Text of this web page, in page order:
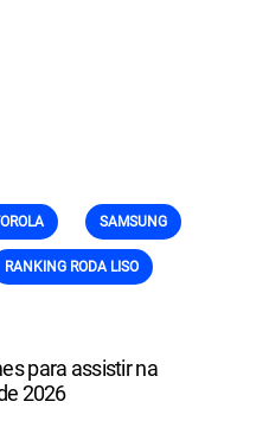
SAMSUNG
RANKING RODA LISO
para assistir na
2026